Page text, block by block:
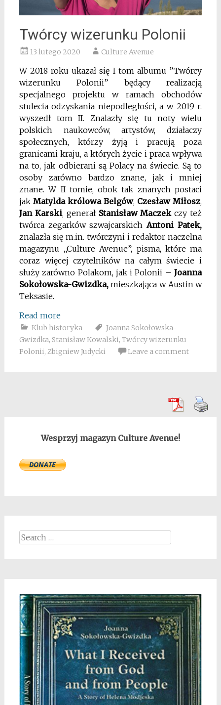
Twórcy wizerunku Polonii
13 lutego 2020 Culture Avenue
W 2018 roku ukazał się I tom albumu ”Twórcy
wizerunku Polonii” będący realizacją
specjalnego projektu w ramach obchodów
stulecia odzyskania niepodległości, a w 2019 r.
wyszedł tom II. Znalazły się tu noty wielu
polskich naukowców, artystów, działaczy
społecznych, którzy żyją i pracują poza
granicami kraju, a których życie i praca wpływa
na to, jak odbierani są Polacy na świecie. Są to
osoby zarówno bardzo znane, jak i mniej
znane. W II tomie, obok tak znanych postaci
jak Matylda królowa Belgów, Czesław Miłosz,
Jan Karski, generał Stanisław Maczekczy też
twórca zegarków szwajcarskichAntoni Patek,
znalazła się m.in. twórczyni i redaktor naczelna
magazynu „Culture Avenue”, pisma, które ma
coraz więcej czytelników na całym świecie i
służy zarówno Polakom, jak i Polonii –Joanna
Sokołowska-Gwizdka,mieszkająca w Austin w
Teksasie.
Read more
Klub historyka
Joanna Sokołowska-
Gwizdka, Stanisław Kowalski, Twórcy wizerunku
Polonii, Zbigniew Judycki Leave a comment
Wesprzyj magazyn Culture Avenue!
Search